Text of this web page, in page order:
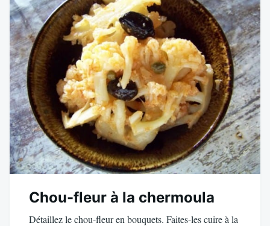
Chou-fleur à la chermoula
Détaillez le chou-fleur en bouquets. Faites-les cuire à la